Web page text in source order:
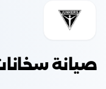
صيانة